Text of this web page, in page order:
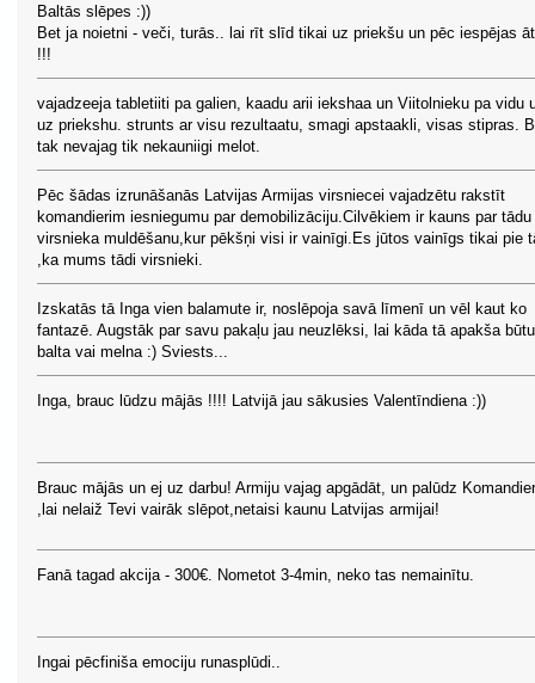
Baltās slēpes :))
Bet ja noietni - veči, turās.. lai rīt slīd tikai uz priekšu un pēc iespējas
!!!
vajadzeeja tabletiiti pa galien, kaadu arii iekshaa un Viitolnieku pa vidu
uz priekshu. strunts ar visu rezultaatu, smagi apstaakli, visas stipras.
tak nevajag tik nekauniigi melot.
Pēc šādas izrunāšanās Latvijas Armijas virsniecei vajadzētu rakstīt
komandierim iesniegumu par demobilizāciju.Cilvēkiem ir kauns par tādu
virsnieka muldēšanu,kur pēkšņi visi ir vainīgi.Es jūtos vainīgs tikai pie
,ka mums tādi virsnieki.
Izskatās tā Inga vien balamute ir, noslēpoja savā līmenī un vēl kaut ko
fantazē. Augstāk par savu pakaļu jau neuzlēksi, lai kāda tā apakša
balta vai melna :) Sviests...
Inga, brauc lūdzu mājās !!!! Latvijā jau sākusies Valentīndiena :))
Brauc mājās un ej uz darbu! Armiju vajag apgādāt, un palūdz
,lai nelaiž Tevi vairāk slēpot,netaisi kaunu Latvijas armijai!
Fanā tagad akcija - 300€. Nometot 3-4min, neko tas nemainītu.
Ingai pēcfiniša emociju runasplūdi..